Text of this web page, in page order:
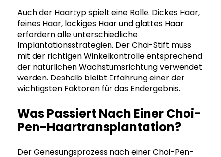
Auch der Haartyp spielt eine Rolle. Dickes Haar,
feines Haar, lockiges Haar und glattes Haar
erfordern alle unterschiedliche
Implantationsstrategien. Der Choi-Stift muss
mit der richtigen Winkelkontrolle entsprechend
der natürlichen Wachstumsrichtung verwendet
werden. Deshalb bleibt Erfahrung einer der
wichtigsten Faktoren für das Endergebnis.
Was Passiert Nach Einer Choi-
Pen-Haartransplantation?
Der Genesungsprozess nach einer Choi-Pen-